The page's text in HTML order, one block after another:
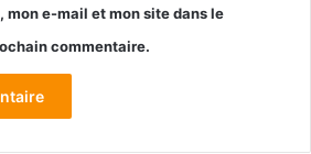
mon e-mail et mon site dans le
commentaire.